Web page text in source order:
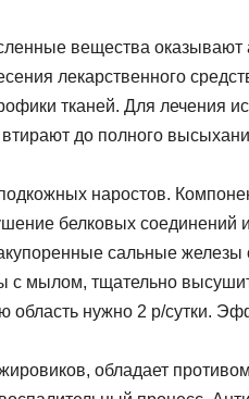
вещества оказывают
лекарственного
тканей. Для лечения
до полного
наростов.
белковых соединений
сальные железы
мылом, тщательно
нужно 2 р/сутки.
обладает